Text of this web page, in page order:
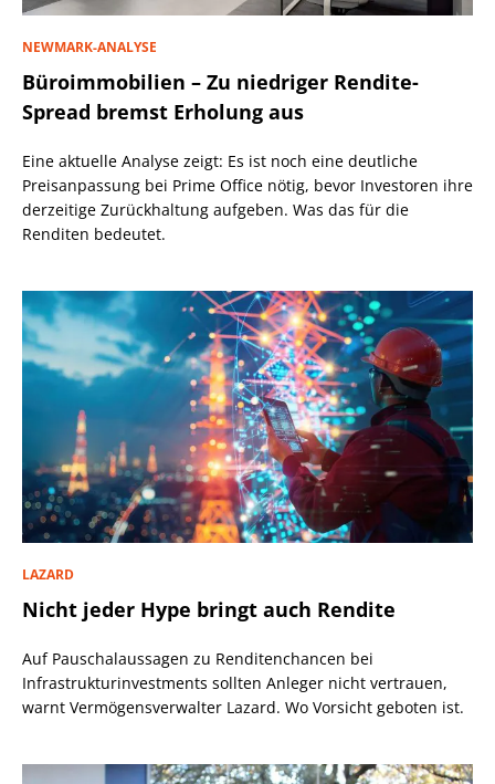
NEWMARK-ANALYSE
Büroimmobilien – Zu niedriger Rendite-
Spread bremst Erholung aus
Eine aktuelle Analyse zeigt: Es ist noch eine deutliche
Preisanpassung bei Prime Office nötig, bevor Investoren ihre
derzeitige Zurückhaltung aufgeben. Was das für die
Renditen bedeutet.
LAZARD
Nicht jeder Hype bringt auch Rendite
Auf Pauschalaussagen zu Renditenchancen bei
Infrastrukturinvestments sollten Anleger nicht vertrauen,
warnt Vermögensverwalter Lazard. Wo Vorsicht geboten ist.